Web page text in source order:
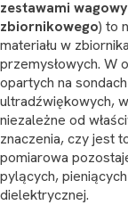
zestawami
zbiornikowego) to
materiału w
przemysłowych. W
opartych na
ultradźwiękowych,
niezależne od
znaczenia, czy jest
pomiarowa
pylących,
dielektrycznej.